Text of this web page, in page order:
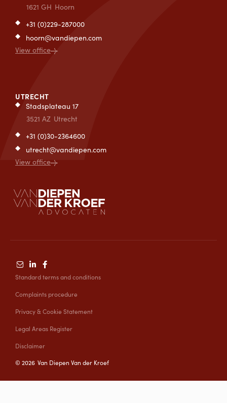
1621 GH Hoorn
+31 (0)229-287000
hoorn@vandiepen.com
View office
UTRECHT
Stadsplateau 17
3521 AZ Utrecht
+31 (0)30-2364600
utrecht@vandiepen.com
View office
© 2026 Van Diepen Van der Kroef
Standard terms and conditions
Complaints procedure
Privacy & Cookie Statement
Legal Areas Register
Disclaimer